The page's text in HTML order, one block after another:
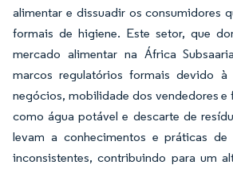
alimentar e dissuadir os consumidores
formais de higiene. Este setor, que
mercado alimentar na África
marcos regulatórios formais devido
negócios, mobilidade dos vendedores e
como água potável e descarte de
levam a conhecimentos e práticas de
inconsistentes, contribuindo para um